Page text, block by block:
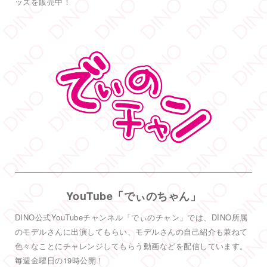
もっと見る フォロー
#DINOバニーチェキ会
5 38 Twitter
DINO - ディノ／AVプロダクション リツイートされ
#TRE初参戦#東実果
します。
2
6 55 Twitter
YouTube「でぃのちゃん」
DINO公式YouTubeチャンネル「でぃのチャン」では、DINO所属
のモデルさんに出演してもらい、モデルさんの自己紹介も兼ねて
色々なことにチャレンジしてもらう動画などを配信しています。
毎週金曜日の19時公開！